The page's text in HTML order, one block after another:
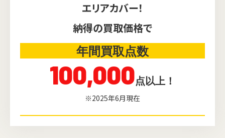
エリアカバー！
納得の買取価格で
年間買取点数
100,000点以上！
※2025年6月現在